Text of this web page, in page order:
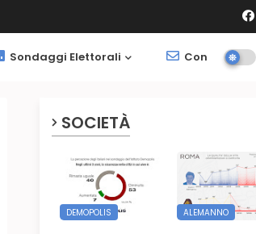
Sondaggi Elettorali Contatti
SOCIETÀ
DEMOPOLIS ALEMANNO